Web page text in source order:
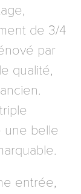
de 3/4
par
qualité,
une belle
entrée,